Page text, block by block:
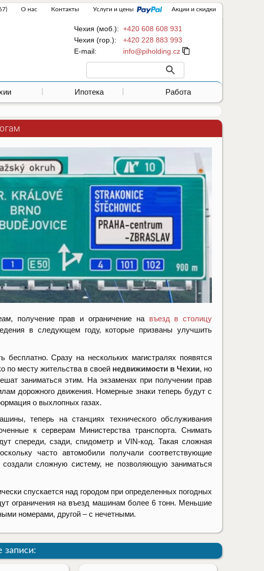
О нас Контакты Услуги и цены Акции и скидки
Чехия (моб.): +420 608 608 931
Чехия (гор.):
+420 228 883 993
Е-mail:
Ипотека Работа
, получение прав и ограничение на въезд в столицу
в следующем году, которые призваны улучшить
Сразу на нескольких магистралях появятся
по месту жительства в своей недвижимости в Чехии, но
заниматься этим. На экзаменах при получении прав
дорожного движения. Номерные знаки теперь будут с
о выхлопных газах.
теперь на станциях технического обслуживания
к серверам Министерства транспорта. Снимать
спереди, сзади, спидометр и VIN-код. Такая сложная
часто автомобили получали соответствующие
сложную систему, не позволяющую заниматься
спускается над городом при определенных погодных
ограничения на въезд машинам более 6 тонн. Меньшие
номерами, другой – с нечетными.
записи: